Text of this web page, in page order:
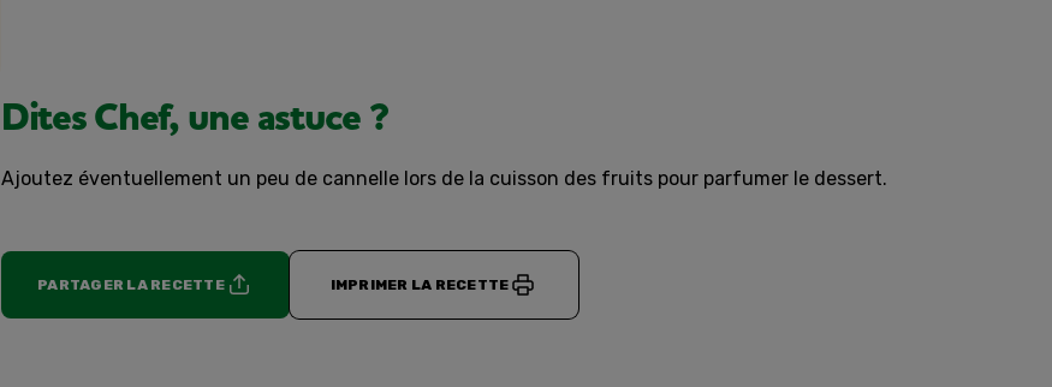
Dites Chef, une astuce ?
Ajoutez éventuellement un peu de cannelle lors de la cuisson des fruits pour parfumer le dessert.
PARTAGER LA RECETTE IMPRIMER LA RECETTE